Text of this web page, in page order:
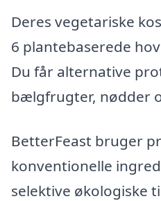
Deres vegetariske
6 plantebaserede
Du får alternative
bælgfrugter, nødder
BetterFeast bruger
konventionelle
selektive økologiske